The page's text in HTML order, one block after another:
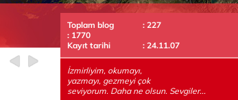
Toplam blog
: 227
: 1770
Kayıt tarihi
: 24.11.07
İzmirliyim, okumayı,
yazmayı, gezmeyi çok
seviyorum. Daha ne olsun. Sevgiler...